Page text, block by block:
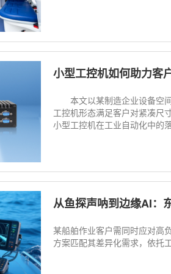
小型工控机如何助力
本文以某制造企业设备空间
工控机形态满足客户对紧凑尺
小型工控机在工业自动化中的
从鱼探声呐到边缘AI：东
某船舶作业客户需同时应对高
方案匹配其差异化需求，依托